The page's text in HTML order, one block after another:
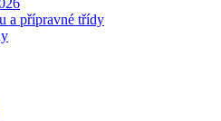
a přípravné třídy